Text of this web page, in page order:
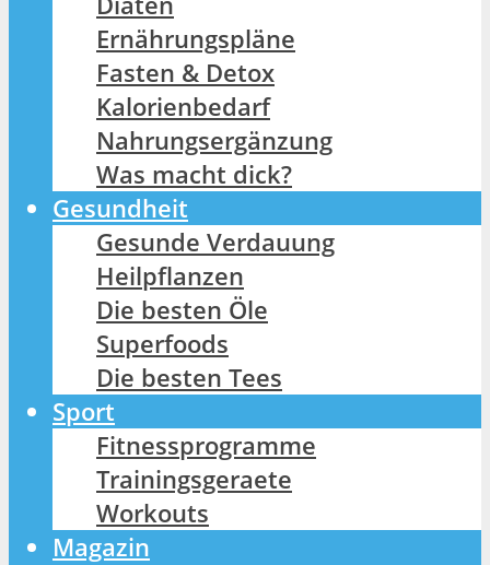
Ernährungspläne
Fasten & Detox
Kalorienbedarf
Nahrungsergänzung
Was macht dick?
Gesundheit
Gesunde Verdauung
Heilpflanzen
Die besten Öle
Superfoods
Die besten Tees
Sport
Fitnessprogramme
Trainingsgeraete
Workouts
Magazin